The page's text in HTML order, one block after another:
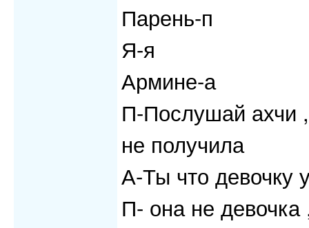
Парень-п
Я-я
Армине-а
П-Послушай ахчи
не получила
А-Ты что девочку
П- она не